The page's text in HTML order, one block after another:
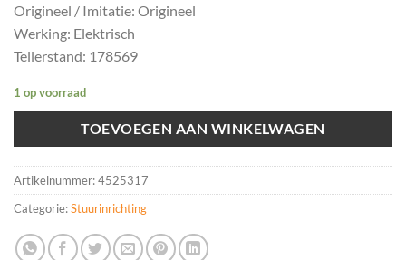
Origineel / Imitatie: Origineel
Werking: Elektrisch
Tellerstand: 178569
1 op voorraad
TOEVOEGEN AAN WINKELWAGEN
Artikelnummer:4525317
Categorie:Stuurinrichting